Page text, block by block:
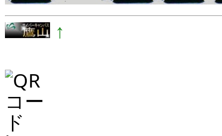
↑